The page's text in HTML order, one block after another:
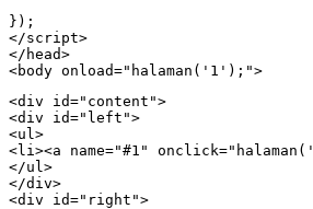
});
</script>
</head>
<body onload="halaman('1');">
<div id="content">
<div id="left">
<ul>
<li><a name="#1"
</ul>
</div>
<div id="right">